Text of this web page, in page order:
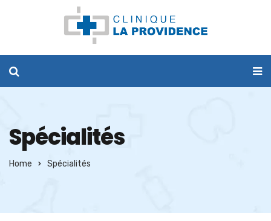
Spécialités
Home Spécialités